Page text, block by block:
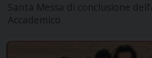
Santa Messa di conclusione
Accademico